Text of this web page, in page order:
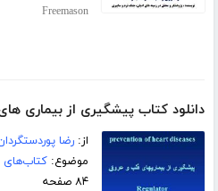
Freemason
دانلود کتاب پیشگیری از بیماری
از:رضا
موضوع:کتاب‌های
۸۴ صفحه